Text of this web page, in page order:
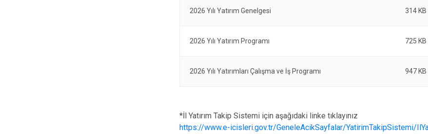
2026 Yılı Yatırım Genelgesi 314 KB
2026 Yılı Yatırım Programı 725 KB
2026 Yılı Yatırımları Çalışma ve İş Programı 947 KB
*İl Yatırım Takip Sistemi için aşağıdaki linke tıklayınız
https://www.e-icisleri.gov.tr/GeneleAcikSayfalar/YatirimTakipSistemi/